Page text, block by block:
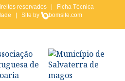
reservados |
Ficha Técnica
| Site by bomsite.com